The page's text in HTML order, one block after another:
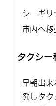
シーギリ
市内へ移
タクシー
早朝出来
発しタク